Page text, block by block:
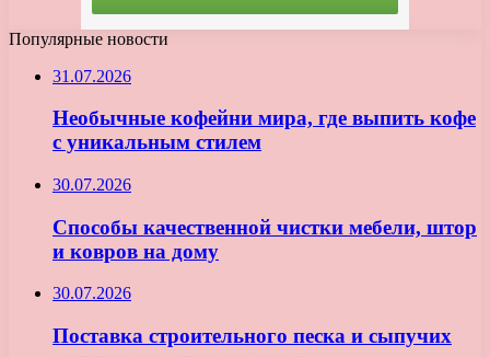
Популярные новости
31.07.2026
Необычные кофейни мира, где выпить кофе
с уникальным стилем
30.07.2026
Способы качественной чистки мебели, штор
и ковров на дому
30.07.2026
Поставка строительного песка и сыпучих